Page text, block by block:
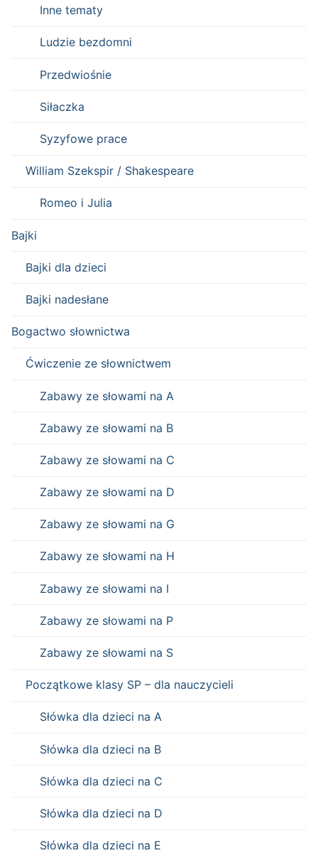
Inne tematy
Ludzie bezdomni
Przedwiośnie
Siłaczka
Syzyfowe prace
William Szekspir / Shakespeare
Romeo i Julia
Bajki
Bajki dla dzieci
Bajki nadesłane
Bogactwo słownictwa
Ćwiczenie ze słownictwem
Zabawy ze słowami na A
Zabawy ze słowami na B
Zabawy ze słowami na C
Zabawy ze słowami na D
Zabawy ze słowami na G
Zabawy ze słowami na H
Zabawy ze słowami na I
Zabawy ze słowami na P
Zabawy ze słowami na S
Początkowe klasy SP – dla nauczycieli
Słówka dla dzieci na A
Słówka dla dzieci na B
Słówka dla dzieci na C
Słówka dla dzieci na D
Słówka dla dzieci na E